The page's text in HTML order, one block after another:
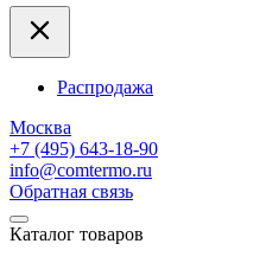
Распродажа
Москва
+7 (495) 643-18-90
info@comtermo.ru
Обратная связь
Каталог товаров